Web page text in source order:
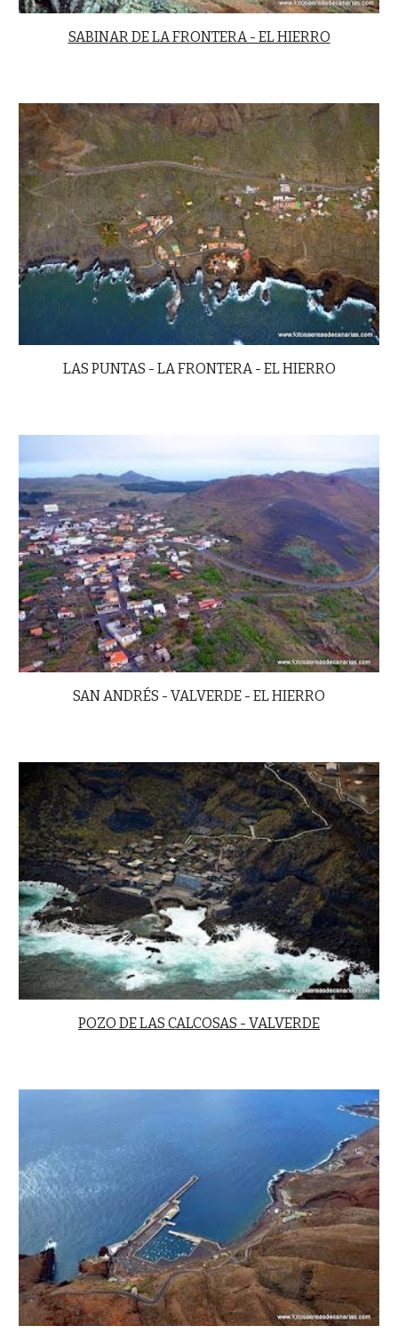
SABINAR DE LA FRONTERA - EL HIERRO
LAS PUNTAS - LA FRONTERA - EL HIERRO
SAN ANDRÉS - VALVERDE - EL HIERRO
POZO DE LAS CALCOSAS - VALVERDE